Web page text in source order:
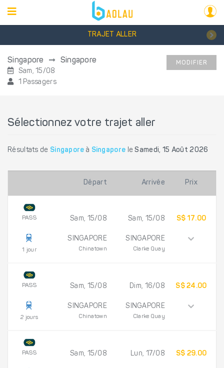
TRAJET ALLER
Singapore Singapore
Sam, 15/08
1 Passagers
MODIFIER
Sélectionnez votre trajet aller
Résultats de Singapore à Singapore leSamedi, 15 Août 2026
Départ Arrivée Prix
PASS
1 jour
Sam, 15/08
SINGAPORE
Chinatown
Sam, 15/08
SINGAPORE
Clarke Quay
S$ 17.00
PASS
2 jours
Sam, 15/08
SINGAPORE
Chinatown
Dim, 16/08
SINGAPORE
Clarke Quay
S$ 24.00
PASS Sam, 15/08 Lun, 17/08 S$ 29.00